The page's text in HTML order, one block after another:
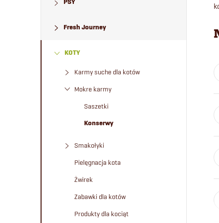
k
PSY
Fresh Journey
KOTY
Karmy suche dla kotów
Mokre karmy
Saszetki
Konserwy
Smakołyki
Pielęgnacja kota
Żwirek
Zabawki dla kotów
Produkty dla kociąt